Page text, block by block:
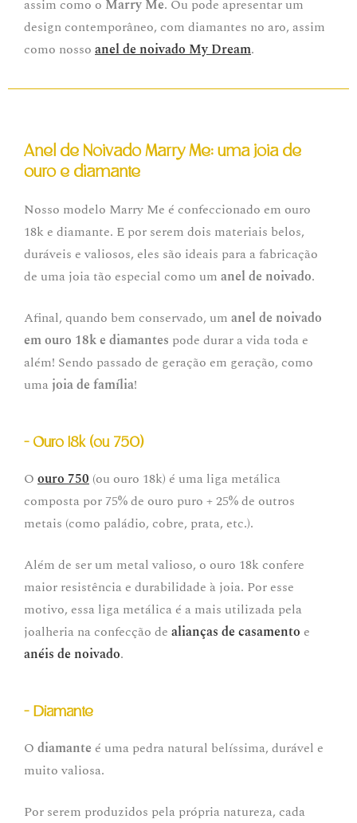
assim como o Marry Me. Ou pode apresentar um
design contemporâneo, com diamantes no aro, assim
como nosso anel de noivado My Dream.
Anel de Noivado Marry Me: uma joia de
ouro e diamante
Nosso modelo Marry Me é confeccionado em ouro
18k e diamante. E por serem dois materiais belos,
duráveis e valiosos, eles são ideais para a fabricação
de uma joia tão especial como um anel de noivado.
Afinal, quando bem conservado, um anel de noivado
em ouro 18k e diamantes pode durar a vida toda e
além! Sendo passado de geração em geração, como
uma joia de família!
- Ouro 18k (ou 750)
O ouro 750 (ou ouro 18k) é uma liga metálica
composta por 75% de ouro puro + 25% de outros
metais (como paládio, cobre, prata, etc.).
Além de ser um metal valioso, o ouro 18k confere
maior resistência e durabilidade à joia. Por esse
motivo, essa liga metálica é a mais utilizada pela
joalheria na confecção de alianças de casamento e
anéis de noivado.
- Diamante
O diamante é uma pedra natural belíssima, durável e
muito valiosa.
Por serem produzidos pela própria natureza, cada